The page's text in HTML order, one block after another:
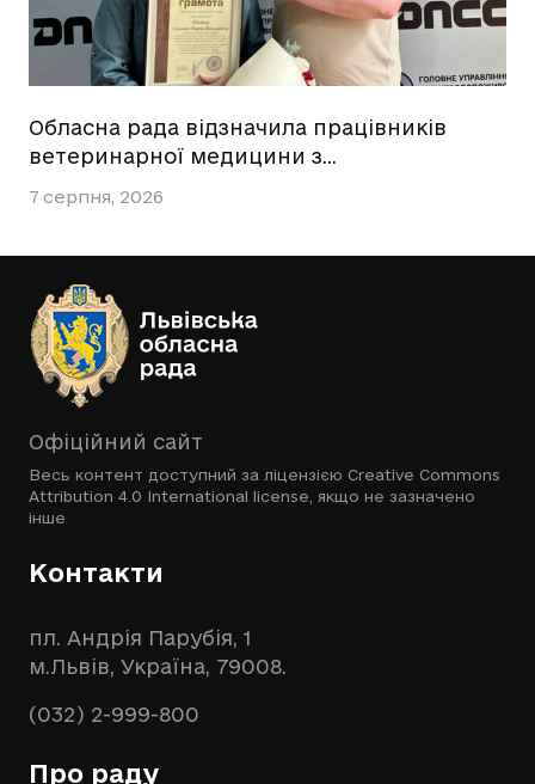
Обласна рада відзначила працівників
ветеринарної медицини з…
7 серпня, 2026
Офіційний сайт
Весь контент доступний за ліцензією Creative Commons
Attribution 4.0 International license , якщо не зазначено
інше
Контакти
пл. Андрія Парубія, 1
м.Львів, Україна, 79008.
(032) 2-999-800
Про раду